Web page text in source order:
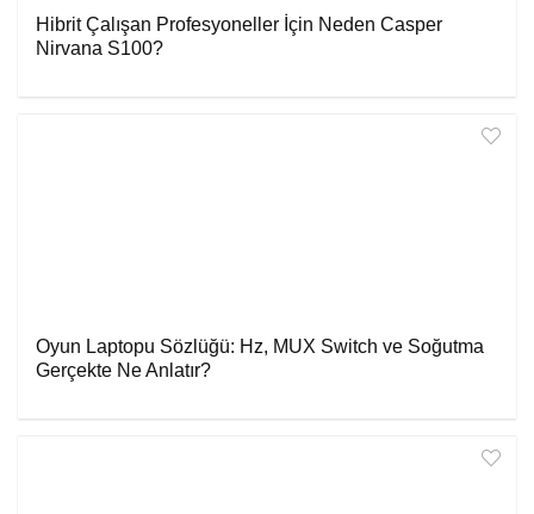
Hibrit Çalışan Profesyoneller İçin Neden Casper
Nirvana S100?
Oyun Laptopu Sözlüğü: Hz, MUX Switch ve Soğutma
Gerçekte Ne Anlatır?